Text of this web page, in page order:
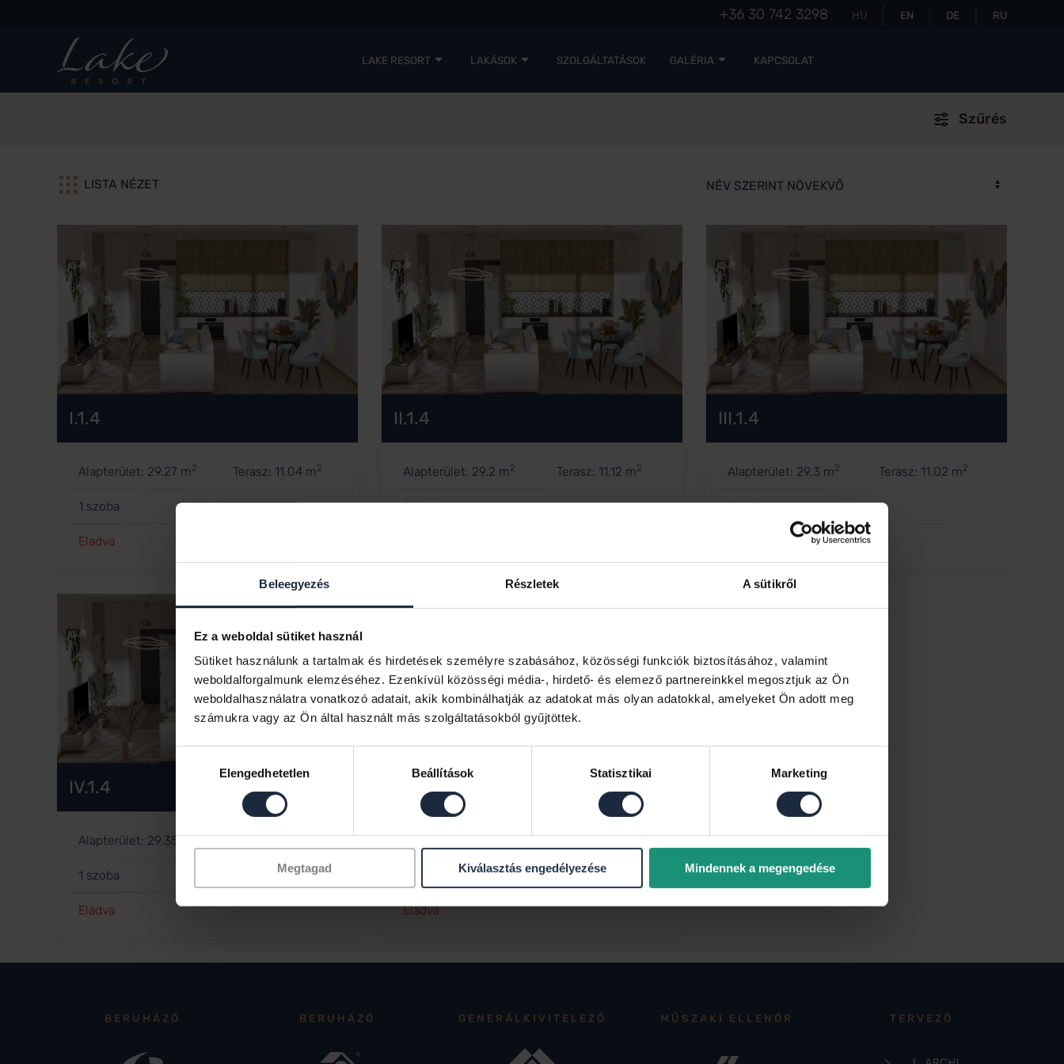
Beleegyezés Részletek A sütikről
Ez a weboldal sütiket használ
Sütiket használunk a tartalmak és hirdetések személyre szabásához, közösségi funkciók biztosításához, valamint
weboldalforgalmunk elemzéséhez. Ezenkívül közösségi média-, hirdető- és elemező partnereinkkel megosztjuk az Ön
weboldalhasználatra vonatkozó adatait, akik kombinálhatják az adatokat más olyan adatokkal, amelyeket Ön adott meg
számukra vagy az Ön által használt más szolgáltatásokból gyűjtöttek.
kiválasztásaElengedhetetlen Beállítások Statisztikai Marketing
Megtagad Kiválasztás engedélyezése Mindennek a megengedése
+36 30 742 3298 HU EN DE RU
LAKE RESORT LAKÁSOK SZOLGÁLTATÁSOK GALÉRIA KAPCSOLAT
Szűrés
LISTA NÉZET
I.1.4
Alapterület: 29.27 m2 Terasz: 11.04 m2
1 szoba
Eladva
II.1.4
Alapterület: 29.2 m2 Terasz: 11.12 m2
1 szoba
III.1.4
Alapterület: 29.3 m2 Terasz: 11.02 m2
1 szoba
IV.1.4
Alapterület: 29.35 m2 Terasz: 11.12 m2
1 szoba
Eladva
V.1.4
Alapterület: 29.29 m2 Terasz: 11.03 m2
Eladva
BERUHÁZÓ BERUHÁZÓ GENERÁLKIVITELEZŐ MŰSZAKI ELLENŐR TERVEZŐ